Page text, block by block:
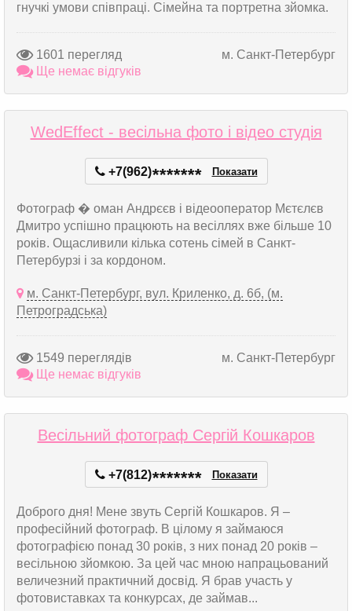
гнучкі умови співпраці. Сімейна та портретна зйомка.
1601 перегляд
м. Санкт-Петербург
Ще немає відгуків
WedEffect - весільна фото і відео студія
+7(962)******* Показати
Фотограф � оман Андрєєв і відеооператор Мєтєлєв
Дмитро успішно працюють на весіллях вже більше 10
років. Ощасливили кілька сотень сімей в Санкт-
Петербурзі і за кордоном.
м. Санкт-Петербург, вул. Криленко, д. 6б, (м.
Петроградська)
1549 переглядів
м. Санкт-Петербург
Ще немає відгуків
Весільний фотограф Сергій Кошкаров
+7(812)******* Показати
Доброго дня! Мене звуть Сергій Кошкаров. Я –
професійний фотограф. В цілому я займаюся
фотографією понад 30 років, з них понад 20 років –
весільною зйомкою. За цей час мною напрацьований
величезний практичний досвід. Я брав участь у
фотовиставках та конкурсах, де займав...